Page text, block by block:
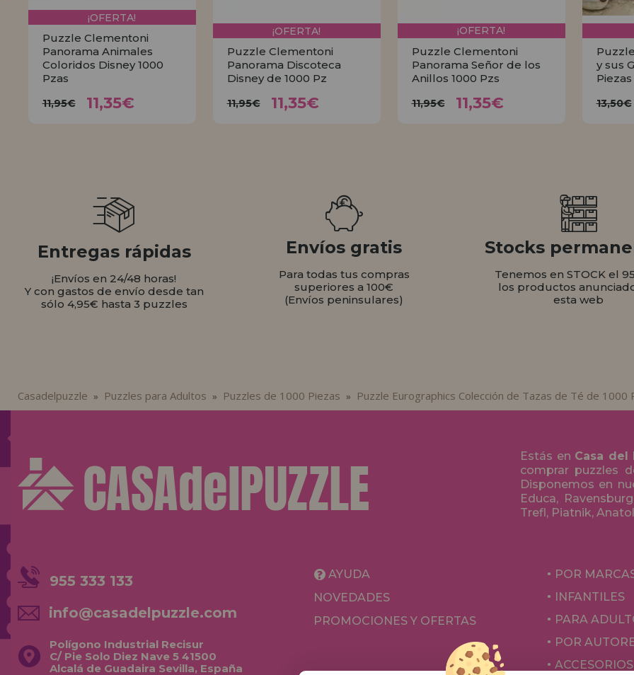
¡OFERTA!
Puzzle Clementoni
Panorama Animales
Coloridos Disney 1000
Pzas
11,95€ 11,35€
¡OFERTA!
Puzzle Clementoni
Panorama Discoteca
Disney de 1000 Pz
11,95€ 11,35€
¡OFERTA!
Puzzle Clementoni
Panorama Señor de los
Anillos 1000 Pzs
11,95€ 11,35€
y sus
Piezas
13,50€
Entregas rápidas
¡Envíos en 24/48 horas!
Y con gastos de envío desde tan
sólo 4,95€ hasta 3 puzzles
Envíos gratis
Para todas tus compras
superiores a 100€
(Envíos peninsulares)
Stocks
Tenemos en STOCK el
los productos
esta web
Casadelpuzzle » Puzzles para Adultos » Puzzles de 1000 Piezas » Puzzle Eurographics Colección de Tazas de Té de 1000
Estás en Casa del
comprar puzzles
Disponemos en
Educa,
Trefl, Piatnik,
955 333 133
info@casadelpuzzle.com
Polígono Industrial Recisur
C/ Pie Solo Diez Nave 5 41500
Alcalá de Guadaira Sevilla, España
AYUDA
NOVEDADES
PROMOCIONES Y OFERTAS
POR
INFANTILES
PARA
POR
ACCESORIOS